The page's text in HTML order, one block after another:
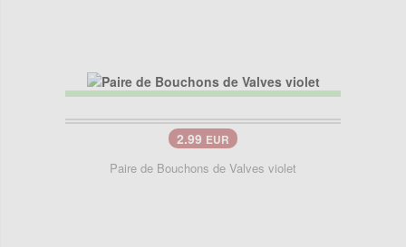
2.99 EUR
Paire de Bouchons de Valves violet